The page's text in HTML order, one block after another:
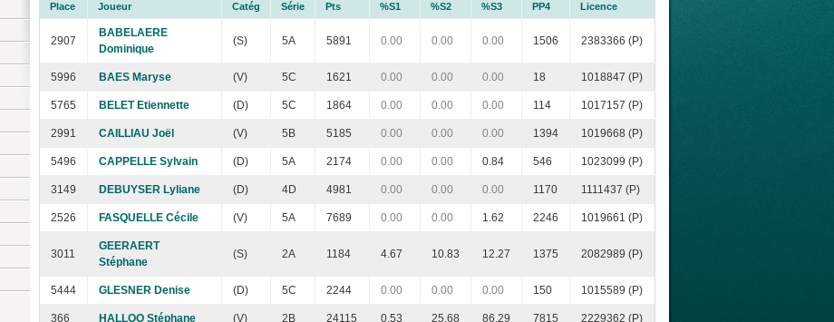
Place Joueur Catég Série Pts %S1 %S2 %S3 PP4 Licence
2907
BABELAERE
Dominique
(S) 5A 5891 0.00 0.00 0.00 1506 2383366 (P)
5996 BAES Maryse (V) 5C 1621 0.00 0.00 0.00 18 1018847 (P)
5765 BELET Etiennette (D) 5C 1864 0.00 0.00 0.00 114 1017157 (P)
2991 CAILLIAU Joël (V) 5B 5185 0.00 0.00 0.00 1394 1019668 (P)
5496 CAPPELLE Sylvain (D) 5A 2174 0.00 0.00 0.84 546 1023099 (P)
3149 DEBUYSER Lyliane (D) 4D 4981 0.00 0.00 0.00 1170 1111437 (P)
2526 FASQUELLE Cécile (V) 5A 7689 0.00 0.00 1.62 2246 1019661 (P)
3011
GEERAERT
Stéphane
(S) 2A 1184 4.67 10.83 12.27 1375 2082989 (P)
5444 GLESNER Denise (D) 5C 2244 0.00 0.00 0.00 150 1015589 (P)
366 HALLOO Stéphane (V) 2B 24115 0.53 25.68 86.29 7815 2229362 (P)